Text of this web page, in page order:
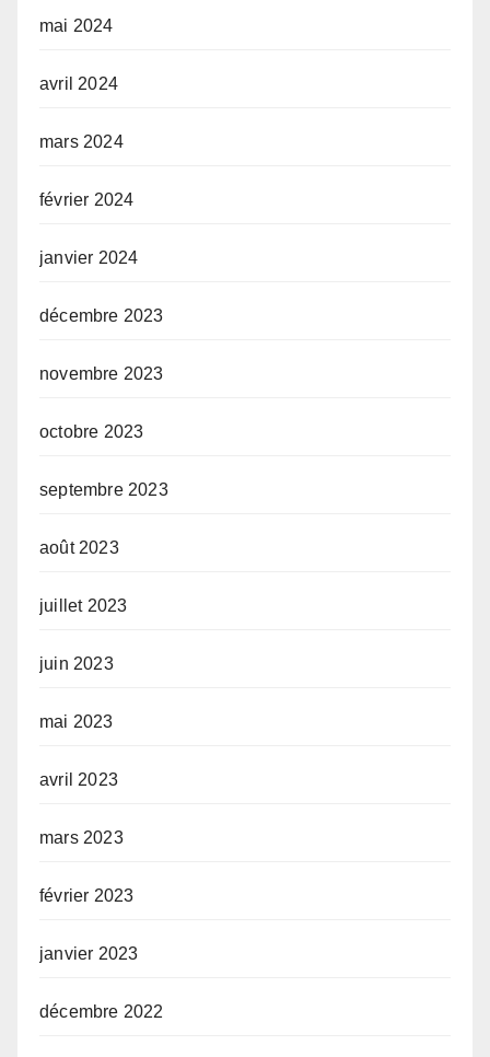
mai 2024
avril 2024
mars 2024
février 2024
janvier 2024
décembre 2023
novembre 2023
octobre 2023
septembre 2023
août 2023
juillet 2023
juin 2023
mai 2023
avril 2023
mars 2023
février 2023
janvier 2023
décembre 2022